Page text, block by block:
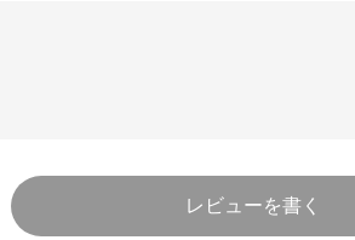
レビューを書く